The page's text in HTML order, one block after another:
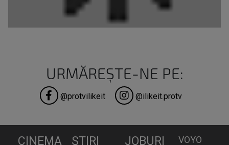
URMĂREȘTE-NE PE:
@protvilikeit @ilikeit.protv
CINEMA STIRI
JOBURI
VOYO